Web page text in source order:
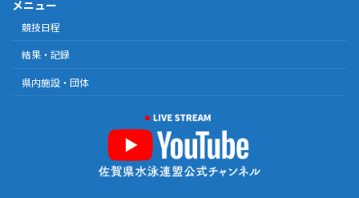
メニュー
競技日程
結果・記録
県内施設・団体